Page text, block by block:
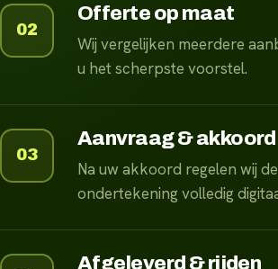
02
Offerte op maat
Wij vergelijken meerdere
u het scherpste voorstel.
03
Aanvraag & akkoord
Na uw akkoord regelen wij
ondertekening volledig
Afgeleverd & rijden